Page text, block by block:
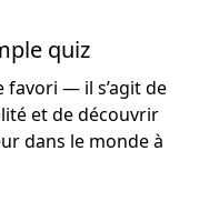
quiz
favori — il s’agit de
et de découvrir
dans le monde à